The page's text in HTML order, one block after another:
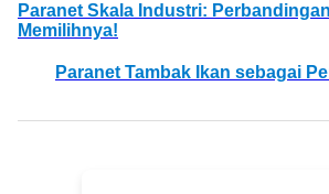
Paranet Skala Industri:
Memilihnya!
Paranet Tambak Ikan sebagai